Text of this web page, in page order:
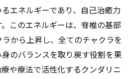
療)の実践がもたらす心身の安
ける気功治療(本物の気功師に
るサイ能力天啓気療)の重要性
功治療(本物の気功師にも圧倒
エネルギーであり、自己治癒力
このエネルギーは、脊椎の基部
から上昇し、全てのチャクラを
のバランスを取り戻す役割を果
や療法で活性化するクンダリニ